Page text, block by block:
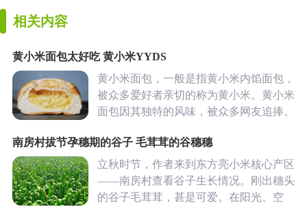
相关内容
黄小米面包太好吃 黄小米YYDS
黄小米面包，一般是指黄小米内馅面包，
被众多爱好者亲切的称为黄小米。黄小米
面包因其独特的风味，被众多网友追捧。
为营养早餐。下面一起看一下黄小米面包
图片。
南房村拔节孕穗期的谷子 毛茸茸的谷穗穗
立秋时节，作者来到东方亮小米核心产区
——南房村查看谷子生长情况。刚出穗头
的谷子毛茸茸，甚是可爱。在阳光、空